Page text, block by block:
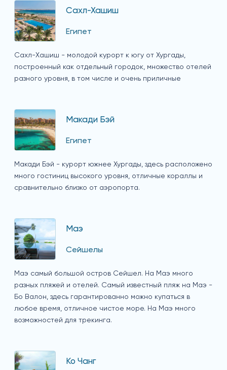
Сахл-Хашиш
Египет
Сахл-Хашиш - молодой курорт к югу от Хургады,
построенный как отдельный городок, множество отелей
разного уровня, в том числе и очень приличные
Макади Бэй
Египет
Макади Бэй - курорт южнее Хургады, здесь расположено
много гостиниц высокого уровня, отличные кораллы и
сравнительно близко от аэропорта.
Маэ
Сейшелы
Маэ самый большой остров Сейшел. На Маэ много
разных пляжей и отелей. Самый известный пляж на Маэ -
Бо Валон, здесь гарантированно можно купаться в
любое время, отличное чистое море. На Маэ много
возможностей для трекинга.
Ко Чанг